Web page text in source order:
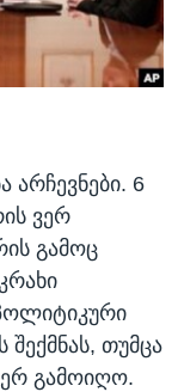
არჩევნები. 6
ვერ
გამოც
თუმცა
გამოიღო.